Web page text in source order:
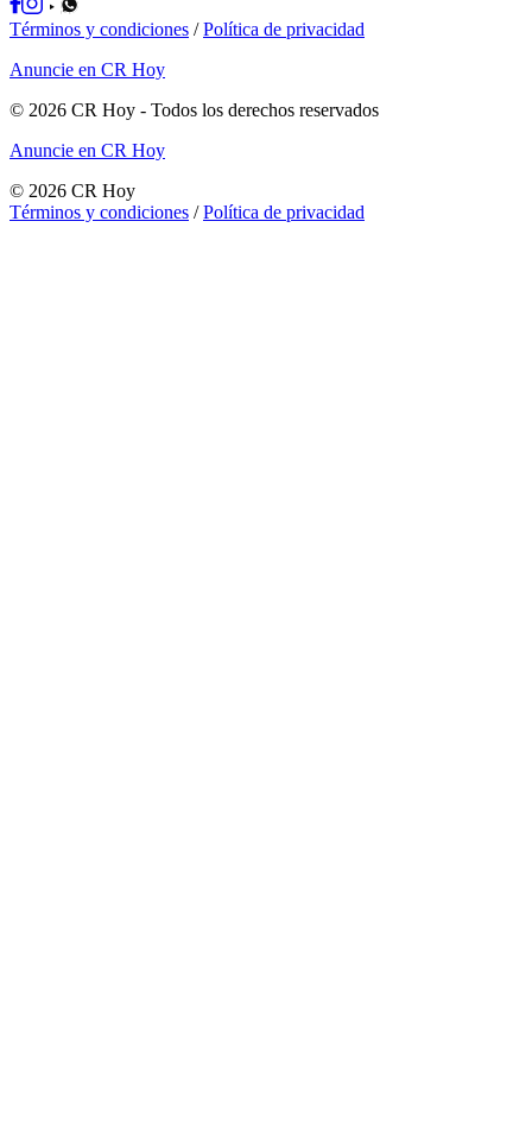
Términos y condiciones /Política de privacidad
Anuncie en CR Hoy
© 2026 CR Hoy - Todos los derechos reservados
Anuncie en CR Hoy
© 2026 CR Hoy
Términos y condiciones /Política de privacidad